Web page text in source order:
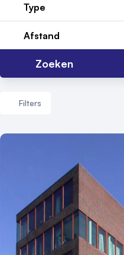
Meld locatie aan
Nieuws
Reviews (5⭐️)
Contact
Type
Afstand
Zoeken
Filters
1 - 5 zalen
6 - 10 zalen
10 of meer zalen
Aantal personen
1 - 50 personen